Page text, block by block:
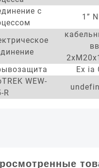
с
1”
Ex ia
WEW-
R